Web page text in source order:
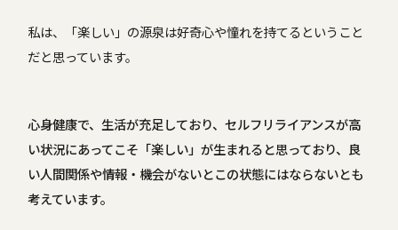
私は、「楽しい」の源泉は好奇心や憧れを持てるということ
だと思っています。
心身健康で、生活が充足しており、セルフリライアンスが高
い状況にあってこそ「楽しい」が生まれると思っており、良
い人間関係や情報・機会がないとこの状態にはならないとも
考えています。